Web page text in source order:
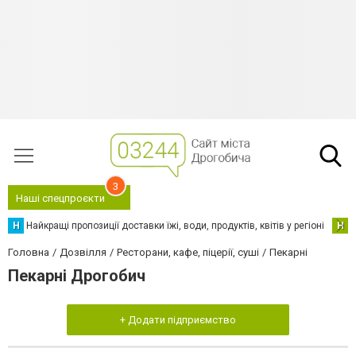
Наші спецпроєкти
3
Н Найкращі пропозиції доставки їжі, води, продуктів, квітів у регіоні Н
Головна Дозвілля Ресторани, кафе, піцерії, суші Пекарні
Пекарні Дрогобич
+ Додати підприємство